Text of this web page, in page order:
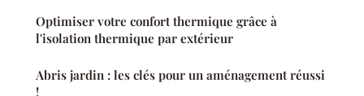
Optimiser votre confort thermique grâce à
l'isolation thermique par extérieur
Abris jardin : les clés pour un aménagement réussi
!